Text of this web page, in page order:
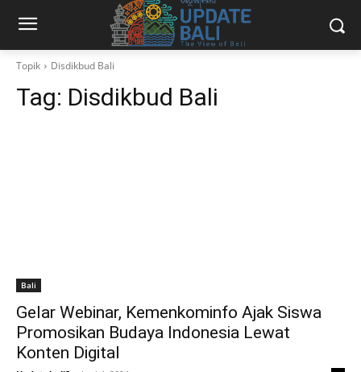
Topik Disdikbud Bali
Tag: Disdikbud Bali
Bali
Gelar Webinar, Kemenkominfo Ajak Siswa
Promosikan Budaya Indonesia Lewat
Konten Digital